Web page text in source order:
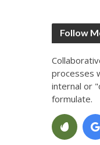
Follow
processes
internal or
formulate.